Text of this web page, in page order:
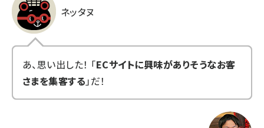
ネッタヌ
あ、思い出した！ 「ECサイトに興味がありそうなお客
さまを集客する」だ！